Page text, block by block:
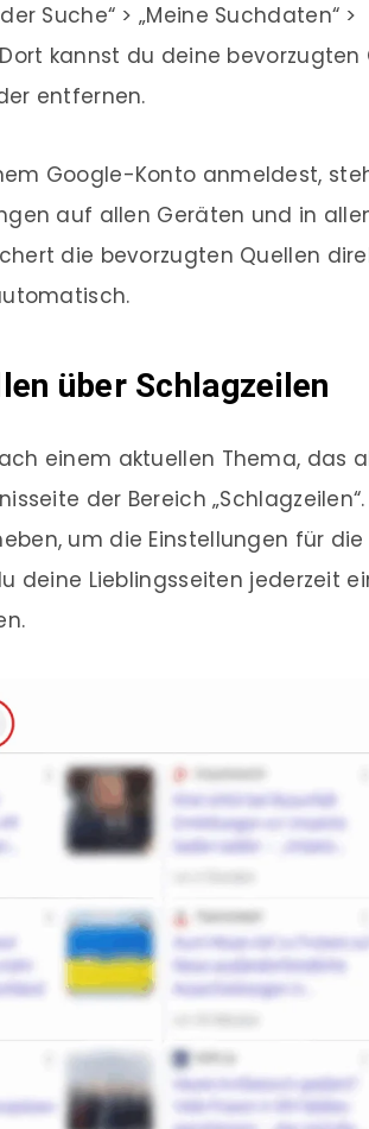
Suche“ > „Meine Suchdaten“ >
kannst du deine
entfernen.
Google-Konto anmeldest,
auf allen Geräten und in
die bevorzugten Quellen
über Schlagzeilen
einem aktuellen Thema, das
der Bereich
um die Einstellungen für
deine Lieblingsseiten jederzeit